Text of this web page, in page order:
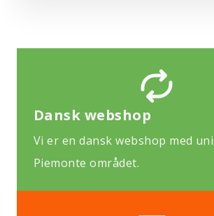
Dansk webshop
Vi er en dansk webshop med
Piemonte området.